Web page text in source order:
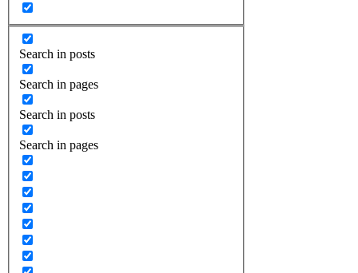
Search in posts
Search in pages
Search in posts
Search in pages